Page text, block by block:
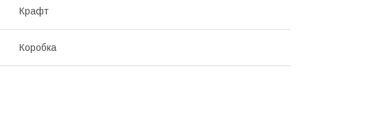
Крафт
Коробка